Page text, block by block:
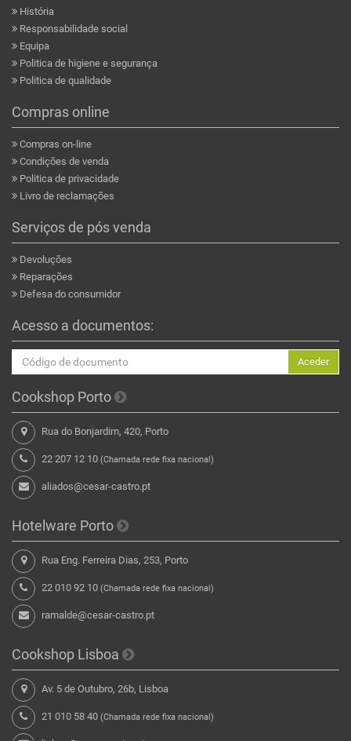
História
Responsabilidade social
Equipa
Politica de higiene e segurança
Politica de qualidade
Compras online
Compras on-line
Condições de venda
Politica de privacidade
Livro de reclamações
Serviços de pós venda
Devoluções
Reparações
Defesa do consumidor
Acesso a documentos:
Aceder
Cookshop Porto
Rua do Bonjardim, 420, Porto
22 207 12 10 (Chamada rede fixa nacional)
aliados@cesar-castro.pt
Hotelware Porto
Rua Eng. Ferreira Dias, 253, Porto
22 010 92 10 (Chamada rede fixa nacional)
ramalde@cesar-castro.pt
Cookshop Lisboa
Av. 5 de Outubro, 26b, Lisboa
21 010 58 40 (Chamada rede fixa nacional)